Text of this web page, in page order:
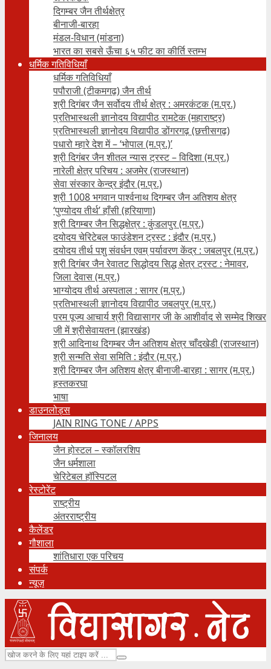
दिगम्बर जैन तीर्थक्षेत्र
बीनाजी-बारहा
मंडल-विधान (मांडना)
भारत का सबसे ऊँचा ६५ फीट का कीर्ति स्तम्भ
धर्मिक गतिविधियाँ
धर्मिक गतिविधियाँ
पपौराजी (टीकमगढ़) जैन तीर्थ
श्री दिगंबर जैन सर्वोदय तीर्थ क्षेत्र : अमरकंटक (म.प्र.)
प्रतिभास्थली ज्ञानोदय विद्यापीठ रामटेक (महाराष्ट्र)
प्रतिभास्थली ज्ञानोदय विद्यापीठ डोंगरगढ़ (छत्तीसगढ़)
पधारो म्हारे देश में – ‘भोपाल (म.प्र.)’
श्री दिगंबर जैन शीतल न्यास ट्रस्ट – विदिशा (म.प्र.)
नारेली क्षेत्र परिचय : अजमेर (राजस्थान)
सेवा संस्कार केन्द्र इंदौर (म.प्र.)
श्री 1008 भगवान पार्श्वनाथ दिगम्बर जैन अतिशय क्षे‍त्र
‘पुण्योदय तीर्थ’ हाँसी (हरियाणा)
श्री दिगम्बर जैन सिद्धक्षेत्र : कुंडलपुर (म.प्र.)
दयोदय चेरिटेबल फाउंडेशन ट्रस्ट : इंदौर (म.प्र.)
दयोदय तीर्थ पशु संवर्धन एवम्‌ पर्यावरण केंद्र : जबलपुर (म.प्र.)
श्री दिगंबर जैन रेवातट सिद्धोदय सिद्ध क्षेत्र ट्रस्ट : नेमावर,
जिला देवास (म.प्र.)
भाग्योदय तीर्थ अस्पताल : सागर (म.प्र.)
प्रतिभास्थली ज्ञानोदय विद्यापीठ जबलपुर (म.प्र.)
परम पूज्य आचार्य श्री विद्यासागर जी के आशीर्वाद से सम्मेद शिखर
जी में श्रीसेवायतन (झारखंड)
श्री आदिनाथ दिगम्बर जैन अतिशय क्षेत्र चाँदखेडी (राजस्थान)
श्री सन्मति सेवा समिति : इंदौर (म.प्र.)
श्री दिगम्बर जैन अतिशय क्षेत्र बीनाजी-बारहा : सागर (म.प्र.)
हस्तकरघा
भाषा
डाउनलोड्स
JAIN RING TONE / APPS
जिनालय
जैन होस्टल – स्कॉलरशिप
जैन धर्मशाला
चेरिटेबल हॉस्पिटल
रेस्टोरेंट
राष्ट्रीय
अंतरराष्ट्रीय
कैलेंडर
गौशाला
शांतिधारा एक परिचय
संपर्क
न्यूज़